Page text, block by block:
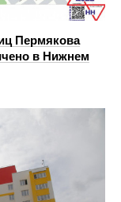
Пермякова
в Нижнем